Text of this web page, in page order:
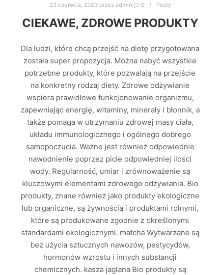
23 czerwca, 2023przez admin 0 Posty
CIEKAWE, ZDROWE PRODUKTY
Dla ludzi, które chcą przejść na dietę przygotowana
została super propozycja. Można nabyć wszystkie
potrzebne produkty, które pozwalają na przejście
na konkretny rodzaj diety. Zdrowe odżywianie
wspiera prawidłowe funkcjonowanie organizmu,
zapewniając energię, witaminy, minerały i błonnik, a
także pomaga w utrzymaniu zdrowej masy ciała,
układu immunologicznego i ogólnego dobrego
samopoczucia. Ważne jest również odpowiednie
nawodnienie poprzez picie odpowiedniej ilości
wody. Regularność, umiar i zrównoważenie są
kluczowymi elementami zdrowego odżywiania. Bio
produkty, znane również jako produkty ekologiczne
lub organiczne, są żywnością i produktami rolnymi,
które są produkowane zgodnie z określonymi
standardami ekologicznymi. matcha Wytwarzane są
bez użycia sztucznych nawozów, pestycydów,
hormonów wzrostu i innych substancji
chemicznych. kasza jaglana Bio produkty są